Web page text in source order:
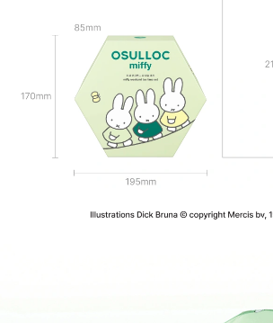
진하게 우려낸 차에 얼음 가득 시원하게 아이스티로도 즐겨요